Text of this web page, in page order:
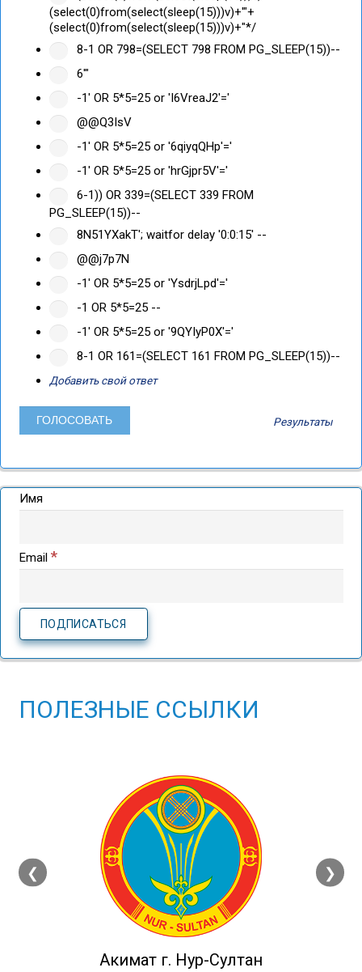
(select(0)from(select(sleep(15)))v)+'"+
(select(0)from(select(sleep(15)))v)+"*/
8-1 OR 798=(SELECT 798 FROM PG_SLEEP(15))--
6'"
-1' OR 5*5=25 or 'I6VreaJ2'='
@@Q3IsV
-1' OR 5*5=25 or '6qiyqQHp'='
-1' OR 5*5=25 or 'hrGjpr5V'='
6-1)) OR 339=(SELECT 339 FROM
PG_SLEEP(15))--
8N51YXakT'; waitfor delay '0:0:15' --
@@j7p7N
-1' OR 5*5=25 or 'YsdrjLpd'='
-1 OR 5*5=25 --
-1' OR 5*5=25 or '9QYIyP0X'='
8-1 OR 161=(SELECT 161 FROM PG_SLEEP(15))--
Добавить свой ответ
Результаты
Имя
Email *
ПОЛЕЗНЫЕ ССЫЛКИ
❮
Акимат г. Нур-Султан
❯